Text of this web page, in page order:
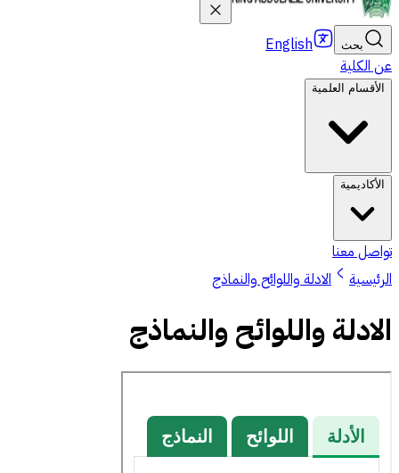
بحث
English
عن الكلية
الأقسام العلمية
الأكاديمية
تواصل معنا
الرئيسية
الادلة واللوائح والنماذج
الادلة واللوائح والنماذج